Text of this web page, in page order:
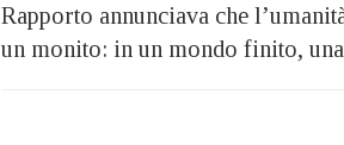
Rapporto annunciava che
un monito: in un mondo finito,